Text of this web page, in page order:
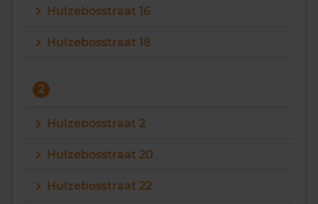
Hulzebosstraat 16
Hulzebosstraat 18
2
Hulzebosstraat 2
Hulzebosstraat 20
Hulzebosstraat 22